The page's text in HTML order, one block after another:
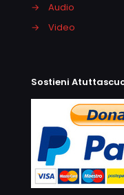
→
Audio
→
Video
Sostieni